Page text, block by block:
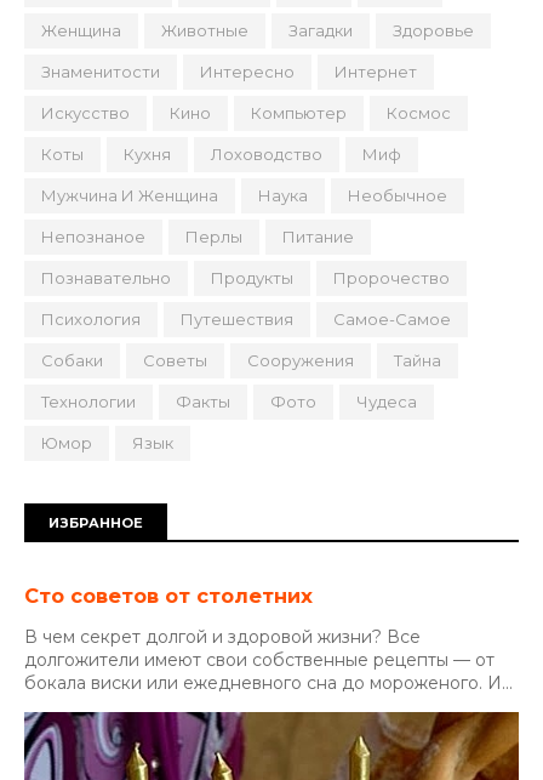
Женщина Животные Загадки Здоровье
Знаменитости Интересно Интернет
Искусство Кино Компьютер Космос
Коты Кухня Лоховодство Миф
Мужчина И Женщина Наука Необычное
Непознаное Перлы Питание
Познавательно Продукты Пророчество
Психология Путешествия Самое-Самое
Собаки Советы Сооружения Тайна
Технологии Факты Фото Чудеса
Юмор Язык
ИЗБРАННОЕ
Сто советов от столетних
В чем секрет долгой и здоровой жизни? Все
долгожители имеют свои собственные рецепты — от
бокала виски или ежедневного сна до мороженого. И...